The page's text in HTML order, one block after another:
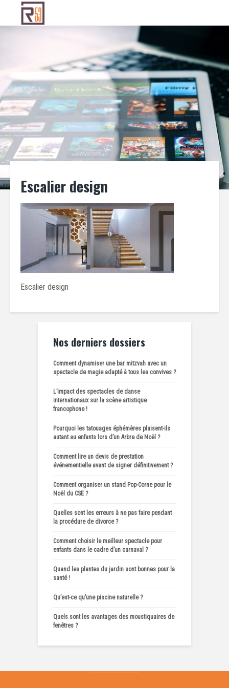
Escalier design
Escalier design
Nos derniers dossiers
Comment dynamiser une bar mitzvah avec un
spectacle de magie adapté à tous les convives ?
L’impact des spectacles de danse
internationaux sur la scène artistique
francophone !
Pourquoi les tatouages éphémères plaisent-ils
autant au enfants lors d’un Arbre de Noël ?
Comment lire un devis de prestation
événementielle avant de signer définitivement ?
Comment organiser un stand Pop-Corne pour le
Noël du CSE ?
Quelles sont les erreurs à ne pas faire pendant
la procédure de divorce ?
Comment choisir le meilleur spectacle pour
enfants dans le cadre d’un carnaval ?
Quand les plantes du jardin sont bonnes pour la
santé !
Qu’est-ce qu’une piscine naturelle ?
Quels sont les avantages des moustiquaires de
fenêtres ?